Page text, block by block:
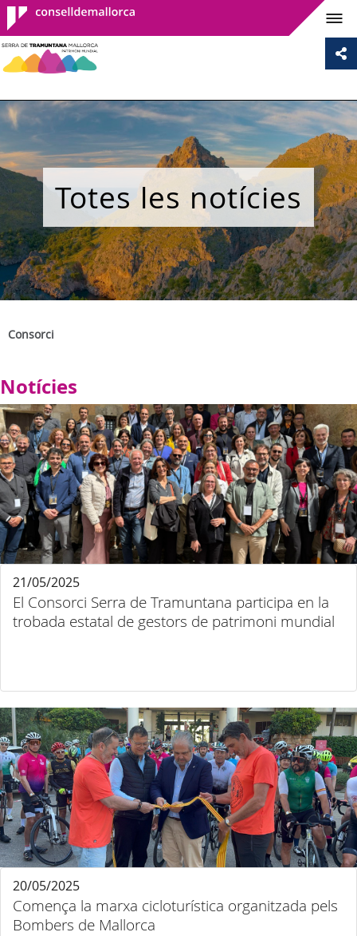
Consell de
Mallorca
Totes les notícies
Consorci
Notícies
El Consorci Serra de Tramuntana participa en la
trobada estatal de gestors de patrimoni mundial
21/05/2025
Comença la marxa cicloturística organitzada pels
Bombers de Mallorca
20/05/2025